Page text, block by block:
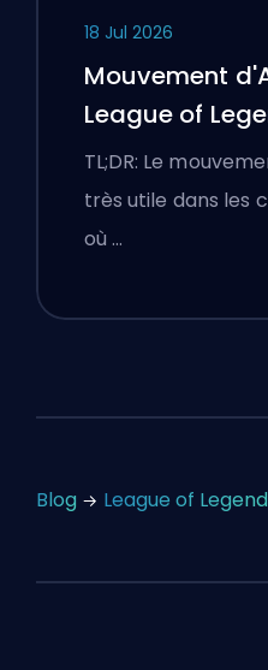
18 Jul 2026
Mouvement
League of
Configurations
TL;DR: Le
très utile dans les
où …
Blog League of